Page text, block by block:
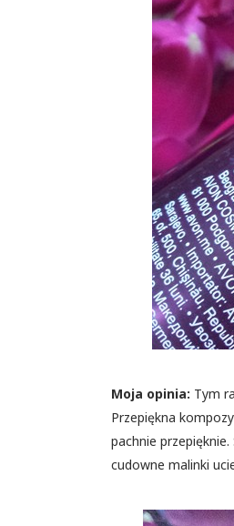
Moja opinia: Tym
Przepiękna
pachnie
cudowne malinki